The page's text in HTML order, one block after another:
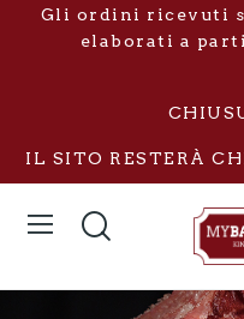
Gli ordini ricevuti
elaborati a
IL SITO RESTERÀ